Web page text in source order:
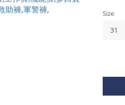
Size